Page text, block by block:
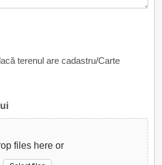
terenul are cadastru/Carte
files here or